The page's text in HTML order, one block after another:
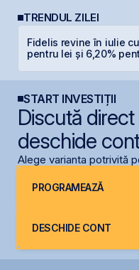
TRENDUL ZILEI
Fidelis revine în iulie
pentru lei și 6,20%
START INVESTIȚII
Discută
deschide
Alege varianta potrivită
PROGRAMEAZĂ
DESCHIDE CONT